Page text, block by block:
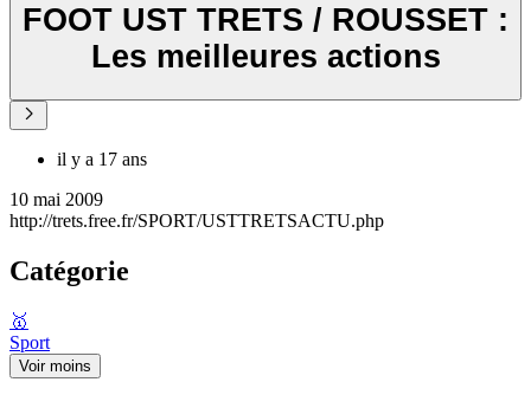
FOOT UST TRETS / ROUSSET :
Les meilleures actions
il y a 17 ans
10 mai 2009
http://trets.free.fr/SPORT/USTTRETSACTU.php
Catégorie
🥇
Sport
Voir moins